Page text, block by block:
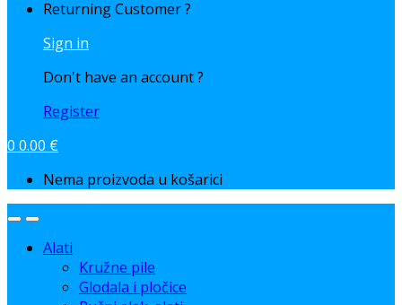
Returning Customer ?
Sign in
Don't have an account ?
Register
0 0.00 €
Nema proizvoda u košarici
Alati
Kružne pile
Glodala i pločice